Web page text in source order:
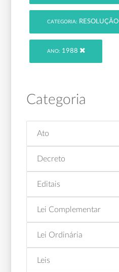
CATEGORIA: RESOLUÇÃO
ANO: 1988
Categoria
Ato
Decreto
Editais
Lei Complementar
Lei Ordinária
Leis